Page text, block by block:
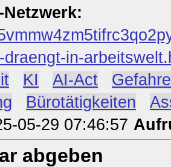
draengt-in-
KI AI-Act
Bürotätigkeiten
05-29 07:46:57
abgeben